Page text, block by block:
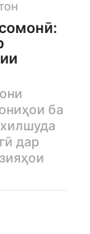
ба
дар